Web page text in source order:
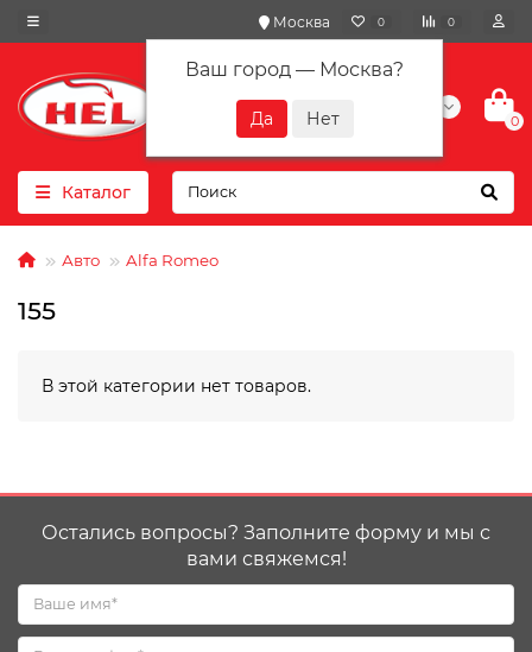
Москва
Ваш город — Москва?
0 0
+7(901) 417-10-01
0
Каталог
Авто Alfa Romeo
155
В этой категории нет товаров.
Остались вопросы? Заполните форму и мы с
вами свяжемся!